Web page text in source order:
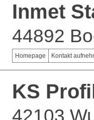
Inmet
44892
Homepage Kontakt
KS
42103